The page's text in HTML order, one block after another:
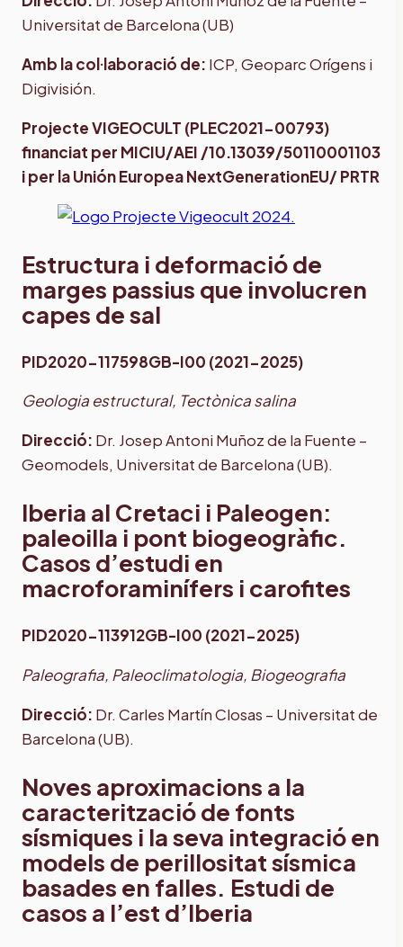
Universitat de Barcelona (UB)
Amb la col·laboració de: ICP, Geoparc Orígens i
Digivisión.
Projecte VIGEOCULT (PLEC2021-00793)
financiat per MICIU/AEI /10.13039/50110001103
i per la Unión Europea NextGenerationEU/ PRTR
Estructura i deformació de
marges passius que involucren
capes de sal
PID2020-117598GB-I00 (2021-2025)
Geologia estructural, Tectònica salina
Direcció: Dr. Josep Antoni Muñoz de la Fuente –
Geomodels, Universitat de Barcelona (UB).
Iberia al Cretaci i Paleogen:
paleoilla i pont biogeogràfic.
Casos d’estudi en
macroforaminífers i carofites
PID2020-113912GB-I00 (2021-2025)
Paleografia, Paleoclimatologia, Biogeografia
Direcció: Dr. Carles Martín Closas – Universitat de
Barcelona (UB).
Noves aproximacions a la
caracterització de fonts
sísmiques i la seva integració en
models de perillositat sísmica
basades en falles. Estudi de
casos a l’est d’Iberia